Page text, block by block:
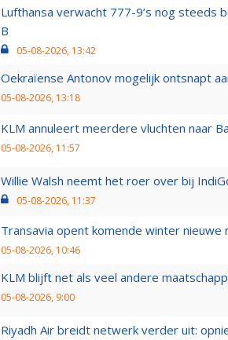
Lufthansa verwacht 777-9’s nog steeds
B
05-08-2026, 13:42
Oekraïense Antonov mogelijk ontsnapt
05-08-2026, 13:18
KLM annuleert meerdere vluchten naar
05-08-2026, 11:57
Willie Walsh neemt het roer over bij
05-08-2026, 11:37
Transavia opent komende winter
05-08-2026, 10:46
KLM blijft net als veel andere
05-08-2026, 9:00
Riyadh Air breidt netwerk verder uit: